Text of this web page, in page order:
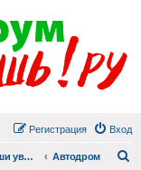
Вход
Регистрация
Наши увлечения Автодром